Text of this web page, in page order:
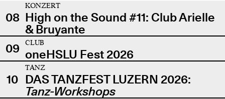
08
KONZERT
High on the Sound #11: Club Arielle
& Bruyante
09
CLUB
oneHSLU Fest 2026
10
TANZ
DAS TANZFEST LUZERN 2026:
Tanz-Workshops